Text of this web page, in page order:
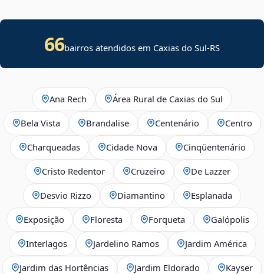
66bairros atendidos em Caxias do Sul-RS
Ana Rech Área Rural de Caxias do Sul
Bela Vista Brandalise Centenário Centro
Charqueadas Cidade Nova Cinqüentenário
Cristo Redentor Cruzeiro De Lazzer
Desvio Rizzo Diamantino Esplanada
Exposição Floresta Forqueta Galópolis
Interlagos Jardelino Ramos Jardim América
Jardim das Hortências Jardim Eldorado Kayser